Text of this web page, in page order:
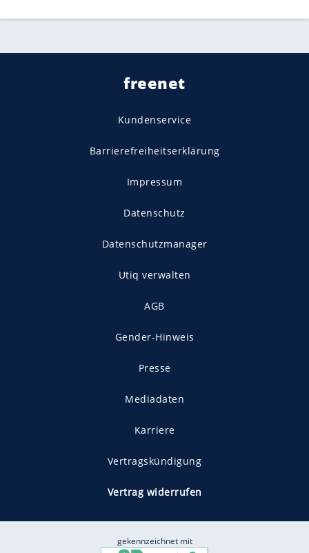
freenet
Kundenservice
Barrierefreiheitserklärung
Impressum
Datenschutz
Datenschutzmanager
Utiq verwalten
AGB
Gender-Hinweis
Presse
Mediadaten
Karriere
Vertragskündigung
Vertrag widerrufen
gekennzeichnet mit